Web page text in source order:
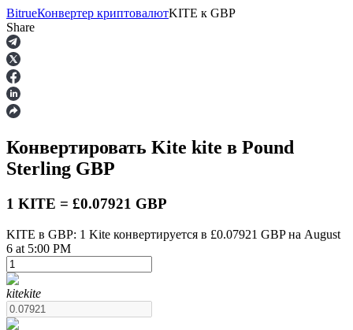
Фьючерсы
USDT-фьючерсы
обеспечения
BitrueКонвертер криптовалютKITE к GBP
Share
Конвертировать Kite kite в Pound
Sterling GBP
1 KITE = £0.07921 GBP
KITE в GBP: 1 Kite конвертируется в £0.07921 GBP на August
6 at 5:00 PM
kitekite